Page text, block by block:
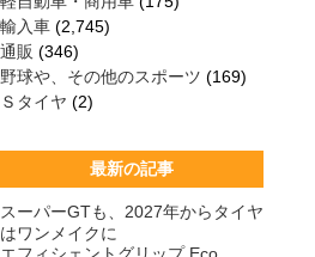
輸入車 (2,745)
通販 (346)
野球や、その他のスポーツ (169)
Ｓタイヤ (2)
最新の記事
スーパーGTも、2027年からタイヤ
はワンメイクに